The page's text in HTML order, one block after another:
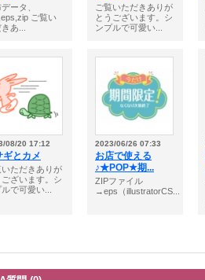
ータ、
ご覧い
あ...
ご覧いただきありが
とうございます。シ
ンプルで可愛い...
08/20 17:12
ギとカメ
いただきありが
ございます。シ
で可愛い...
2023/06/26 07:33
お店で使える
♪★POP★期...
ZIPファイル
→eps（illustratorCS...